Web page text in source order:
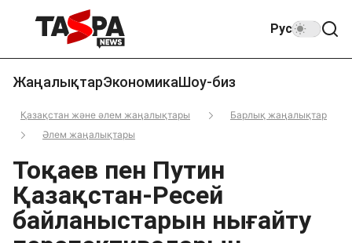
Рус
ЖаңалықтарЭкономикаШоу-биз
Қазақстан және әлем жаңалықтары
Барлық жаңалықтар
Әлем жаңалықтары
Тоқаев пен Путин
Қазақстан-Ресей
байланыстарын нығайту